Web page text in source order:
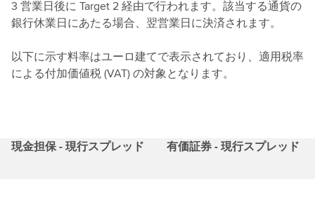
3 営業日後に Target 2 経由で行われます。該当する通貨の
銀行休業日にあたる場合、翌営業日に決済されます。
以下に示す料率はユーロ建てで表示されており、適用税率
による付加価値税 (VAT) の対象となります。
現金担保 - 現行スプレッド 有価証券 - 現行スプレッド